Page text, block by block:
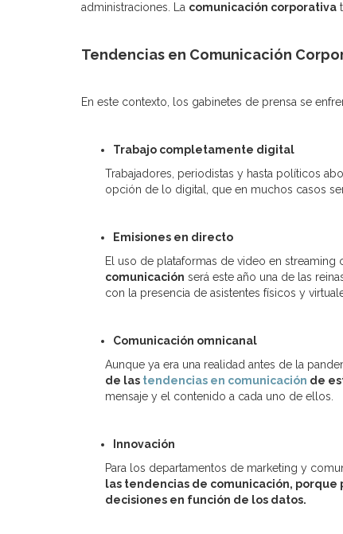
administraciones. La comunicación corporativa
Tendencias en Comunicación
En este contexto, los gabinetes de prensa se
Trabajo completamente digital
Trabajadores, periodistas y hasta políticos
opción de lo digital, que en muchos casos
Emisiones en directo
El uso de plataformas de video en streaming
comunicación será este año una de las
con la presencia de asistentes físicos y
Comunicación omnicanal
Aunque ya era una realidad antes de la
de las tendencias en comunicación de
mensaje y el contenido a cada uno de ellos.
Innovación
Para los departamentos de marketing y
las tendencias de comunicación,
decisiones en función de los datos.